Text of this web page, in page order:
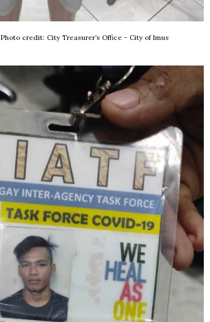
Photo credit: City Treasurer’s Office - City of Imus